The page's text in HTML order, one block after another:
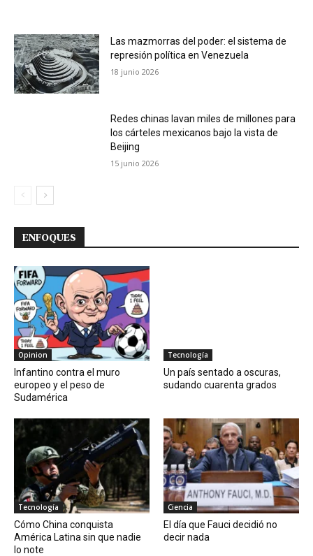
Las mazmorras del poder: el sistema de
represión política en Venezuela
18 junio 2026
Redes chinas lavan miles de millones para
los cárteles mexicanos bajo la vista de
Beijing
15 junio 2026
ENFOQUES
Opinion
Infantino contra el muro
europeo y el peso de
Sudamérica
Tecnología
Un país sentado a oscuras,
sudando cuarenta grados
Tecnología
Cómo China conquista
América Latina sin que nadie
lo note
Ciencia
El día que Fauci decidió no
decir nada